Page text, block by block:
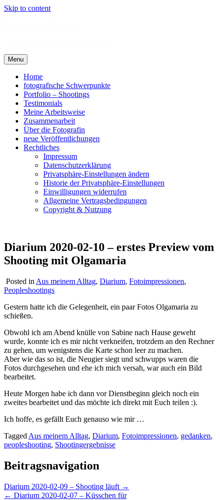
Skip to content
Menu
Home
fotografische Schwerpunkte
Portfolio – Shootings
Testimonials
Meine Arbeitsweise
Zusammenarbeit
Über die Fotografin
neue Veröffentlichungen
Rechtliches
Impressum
Datenschutzerklärung
Privatsphäre-Einstellungen ändern
Historie der Privatsphäre-Einstellungen
Einwilligungen widerrufen
Allgemeine Vertragsbedingungen
Copyright & Nutzung
Diarium 2020-02-10 – erstes Preview vom
Shooting mit Olgamaria
Posted in Aus meinem Alltag, Diarium, Fotoimpressionen,
Peopleshootings
Gestern hatte ich die Gelegenheit, ein paar Fotos Olgamaria zu
schießen.
Obwohl ich am Abend knülle von Sabine nach Hause geweht
wurde, konnte ich es mir nicht verkneifen, trotzdem an den Rechner
zu gehen, um wenigstens die Karte schon leer zu machen.
Aber wie das so ist, die Neugier siegt und schwupps waren die
Fotos durchgesehen und ehe ich mich versah, war auch ein Bild
bearbeitet.
Heute Morgen habe ich dann vor Dienstbeginn gleich noch ein
zweites bearbeitet und das möchte ich direkt mit Euch teilen :).
Ich hoffe, es gefällt Euch genauso wie mir …
Tagged Aus meinem Alltag, Diarium, Fotoimpressionen, gedanken,
peopleshooting, Shootingergebnisse
Beitragsnavigation
Diarium 2020-02-09 – Shooting läuft →
← Diarium 2020-02-07 – Küsschen für